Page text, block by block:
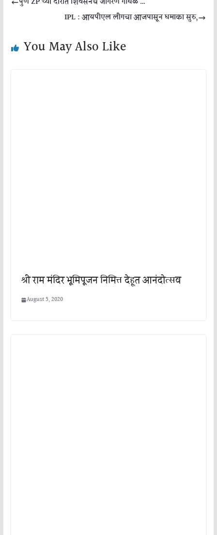
IPL : आयपीएल लीगचा आजपासून धमाका सुरु,
You May Also Like
श्री राम मंदिर भूमिपूजन निमित्त देहूत आनंदोत्सव
August 5, 2020